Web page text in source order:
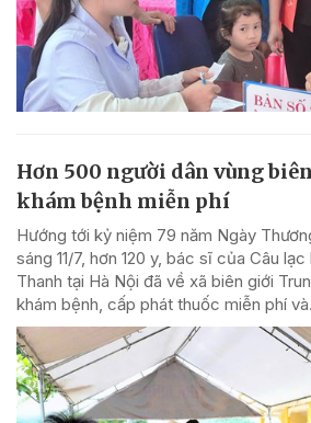
Hơn 500 người dân vùng
khám bệnh miễn phí
Hướng tới kỷ niệm 79 năm Ngày
sáng 11/7, hơn 120 y, bác sĩ của Câu
Thanh tại Hà Nội đã về xã biên giới
khám bệnh, cấp phát thuốc miễn phí